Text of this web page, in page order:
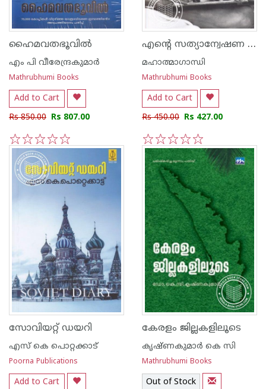
ഹൈമവതഭൂവില്‍
എം പി വീരേന്ദ്രകുമാര്‍
Mathrubhumi Books
Add to Cart
Rs 850.00 Rs 807.00
5
4
3
2
1
എന്റെ സത്യാന്വേഷണ പരീക്ഷകള്‍
മഹാത്മാഗാന്ധി
Mathrubhumi Books
Add to Cart
Rs 450.00 Rs 427.00
5
4
3
2
1
സോവിയറ്റ് ഡയറി
എസ്‌ കെ പൊറ്റക്കാട്‌
Poorna Publications
Add to Cart
കേരളം ജില്ലകളിലൂടെ
കൃഷ്ണകുമാര്‍ കെ സി
Mathrubhumi Books
Out of Stock